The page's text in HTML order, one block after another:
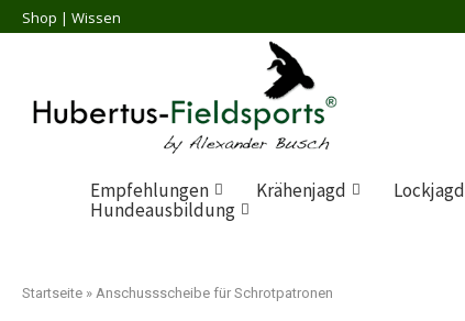
Shop | Wissen
Empfehlungen Krähenjagd Lockjagd
Hundeausbildung
Startseite » Anschussscheibe für Schrotpatronen